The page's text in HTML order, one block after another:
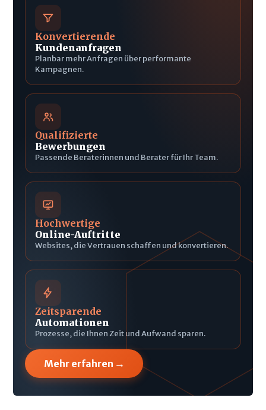
Konvertierende
Kundenanfragen
Planbar mehr Anfragen über performante
Kampagnen.
Qualifizierte
Bewerbungen
Passende Beraterinnen und Berater für Ihr Team.
Hochwertige
Online-Auftritte
Websites, die Vertrauen schaffen und konvertieren.
Zeitsparende
Automationen
Prozesse, die Ihnen Zeit und Aufwand sparen.
Mehr erfahren →